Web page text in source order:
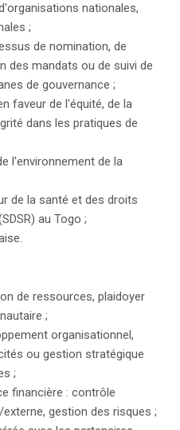
nationales,
;
de nomination, de
des mandats ou de suivi de
de gouvernance ;
faveur de l'équité, de la
dans les pratiques de
l'environnement de la
de la santé et des droits
au Togo ;
de ressources, plaidoyer
;
organisationnel,
ou gestion stratégique
;
financière : contrôle
gestion des risques ;